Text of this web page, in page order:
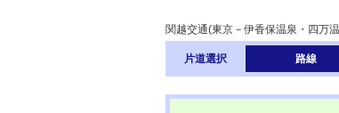
関越交通(東京－伊香保温泉・四万
片道選択 路線